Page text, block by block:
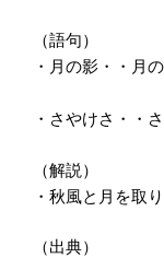
（語句）
・月の影・・月
・さやけさ・・
（解説）
・秋風と月を取
（出典）